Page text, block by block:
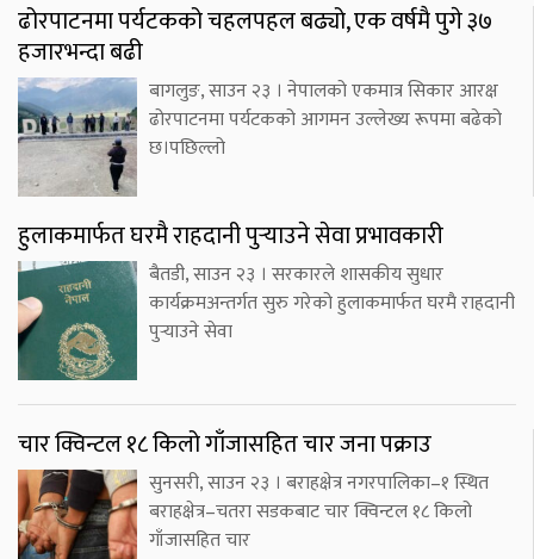
ढोरपाटनमा पर्यटकको चहलपहल बढ्यो, एक वर्षमै पुगे ३७
हजारभन्दा बढी
बागलुङ, साउन २३ । नेपालको एकमात्र सिकार आरक्ष
ढोरपाटनमा पर्यटकको आगमन उल्लेख्य रूपमा बढेको
छ।पछिल्लो
हुलाकमार्फत घरमै राहदानी पुर्‍याउने सेवा प्रभावकारी
बैतडी, साउन २३ । सरकारले शासकीय सुधार
कार्यक्रमअन्तर्गत सुरु गरेको हुलाकमार्फत घरमै राहदानी
पुर्‍याउने सेवा
चार क्विन्टल १८ किलो गाँजासहित चार जना पक्राउ
सुनसरी, साउन २३ । बराहक्षेत्र नगरपालिका–१ स्थित
बराहक्षेत्र–चतरा सडकबाट चार क्विन्टल १८ किलो
गाँजासहित चार